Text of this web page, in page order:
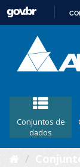
Conjuntos de
dados